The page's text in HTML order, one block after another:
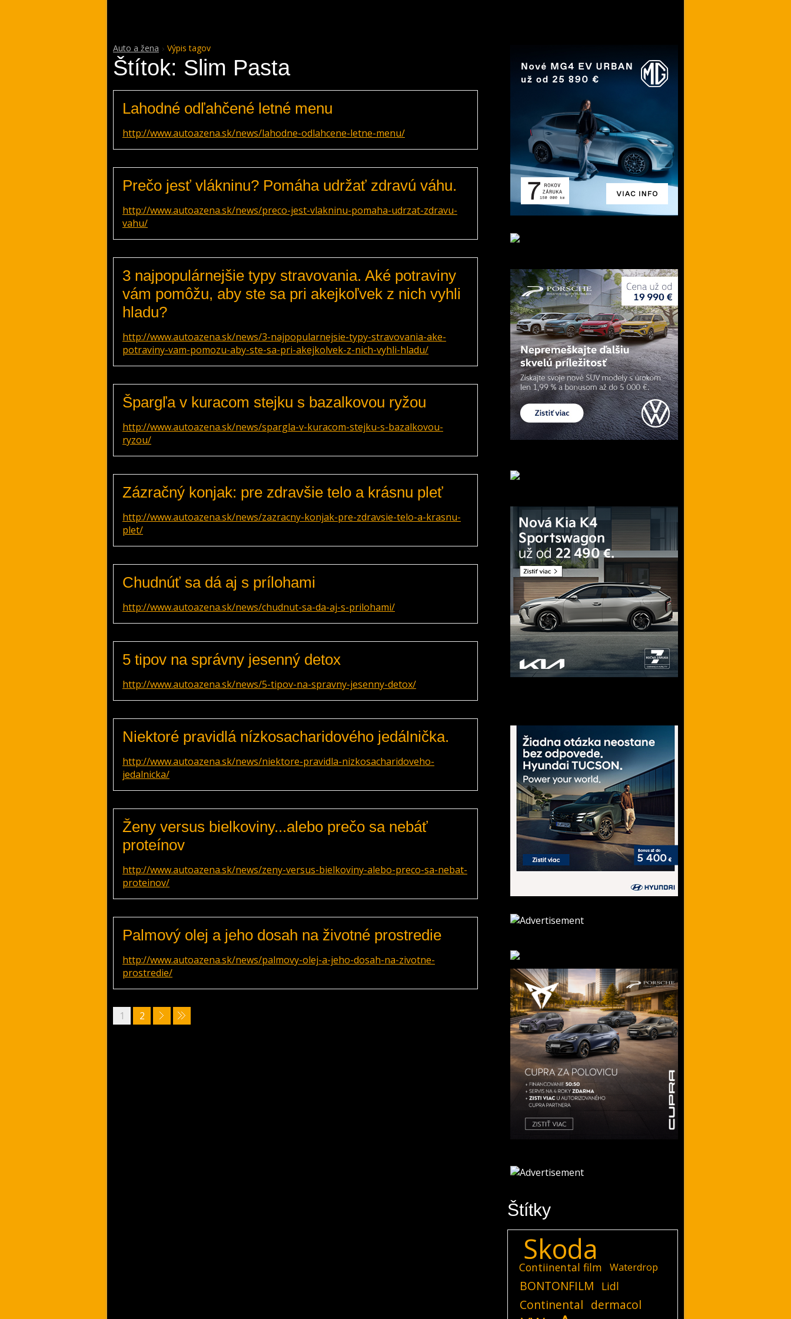
Auto a žena Výpis tagov
Štítok: Slim Pasta
Lahodné odľahčené letné menu
http://www.autoazena.sk/news/lahodne-odlahcene-letne-menu/
Prečo jesť vlákninu? Pomáha udržať zdravú váhu.
http://www.autoazena.sk/news/preco-jest-vlakninu-pomaha-udrzat-zdravu-
vahu/
3 najpopulárnejšie typy stravovania. Aké potraviny
vám pomôžu, aby ste sa pri akejkoľvek z nich vyhli
hladu?
http://www.autoazena.sk/news/3-najpopularnejsie-typy-stravovania-ake-
potraviny-vam-pomozu-aby-ste-sa-pri-akejkolvek-z-nich-vyhli-hladu/
Špargľa v kuracom stejku s bazalkovou ryžou
http://www.autoazena.sk/news/spargla-v-kuracom-stejku-s-bazalkovou-
ryzou/
Zázračný konjak: pre zdravšie telo a krásnu pleť
http://www.autoazena.sk/news/zazracny-konjak-pre-zdravsie-telo-a-krasnu-
plet/
Chudnúť sa dá aj s prílohami
http://www.autoazena.sk/news/chudnut-sa-da-aj-s-prilohami/
5 tipov na správny jesenný detox
http://www.autoazena.sk/news/5-tipov-na-spravny-jesenny-detox/
Niektoré pravidlá nízkosacharidového jedálnička.
http://www.autoazena.sk/news/niektore-pravidla-nizkosacharidoveho-
jedalnicka/
Ženy versus bielkoviny...alebo prečo sa nebáť
proteínov
http://www.autoazena.sk/news/zeny-versus-bielkoviny-alebo-preco-sa-nebat-
proteinov/
Palmový olej a jeho dosah na životné prostredie
http://www.autoazena.sk/news/palmovy-olej-a-jeho-dosah-na-zivotne-
prostredie/
1 2
Štítky
Skoda
Contiinental film Waterdrop
BONTONFILM Lidl
Continental dermacol